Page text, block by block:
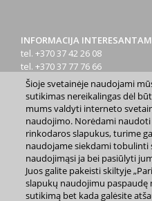
INFORMACIJA
tel. +370 37 42 26 08
tel. +370 37 77 76 66
tel. +370 660 07000
el. p.info@kaunas.lt
2023 m. Kauno miesto
www.kaunas.lt skelbiamą
Šioje svetainėje naudojami
sutikimas nereikalingas dėl
mums valdyti interneto
naudojimo. Norėdami
rinkodaros slapukus, turime
naudojame siekdami
naudojimąsi ja bei pasiūlyti
Juos galite pakeisti skiltyje
slapukų naudojimu paspaudę
sutikimą bet kada galėsite